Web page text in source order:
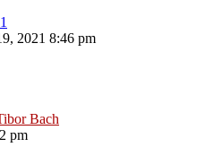
2021 8:46 pm
Bach
pm